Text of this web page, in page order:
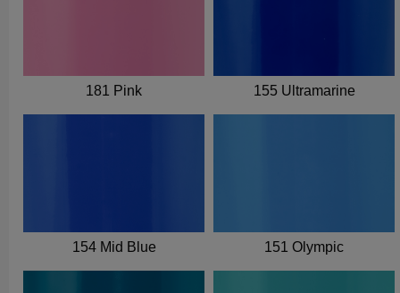
181 Pink 155 Ultramarine
154 Mid Blue 151 Olympic